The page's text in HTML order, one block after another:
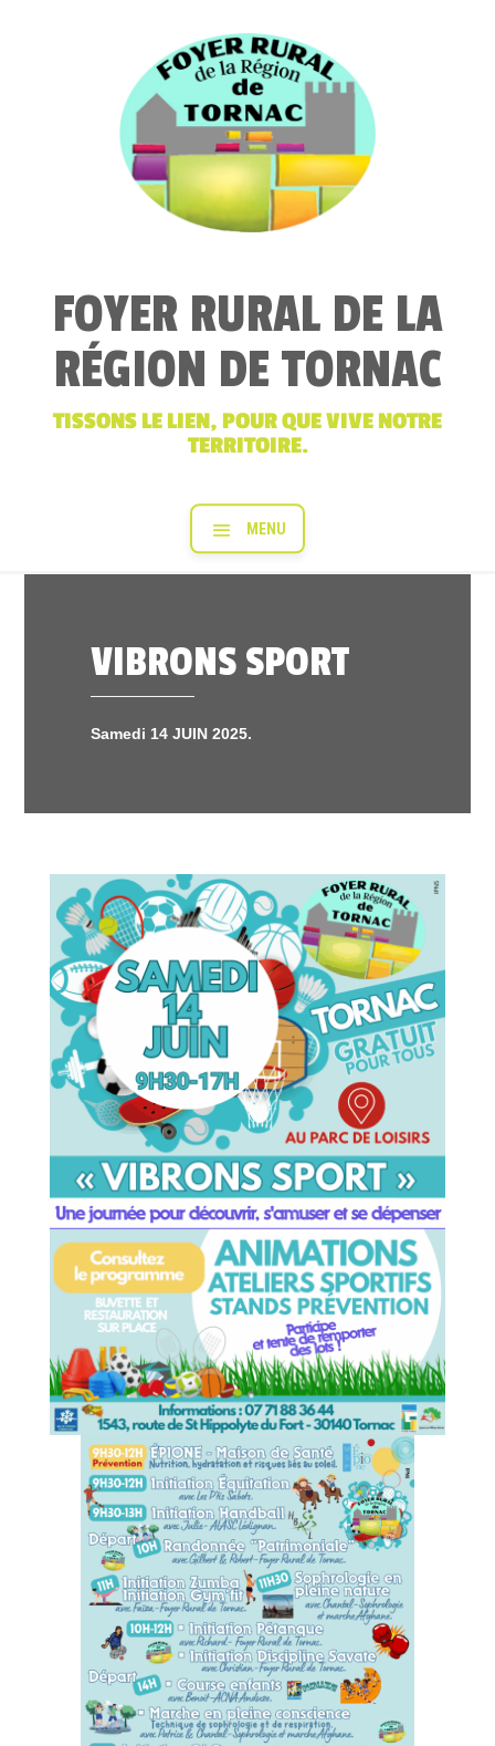
FOYER RURAL DE LA
RÉGION DE TORNAC
TISSONS LE LIEN, POUR QUE VIVE NOTRE
TERRITOIRE.
VIBRONS SPORT
Samedi 14 JUIN 2025.